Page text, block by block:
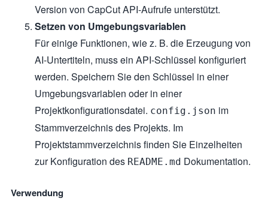
Version von CapCut API-Aufrufe unterstützt.
Setzen von Umgebungsvariablen
Für einige Funktionen, wie z. B. die Erzeugung von
AI-Untertiteln, muss ein API-Schlüssel konfiguriert
werden. Speichern Sie den Schlüssel in einer
Umgebungsvariablen oder in einer
Projektkonfigurationsdatei. config.json im
Stammverzeichnis des Projekts. Im
Projektstammverzeichnis finden Sie Einzelheiten
zur Konfiguration des README.md Dokumentation.
Verwendung